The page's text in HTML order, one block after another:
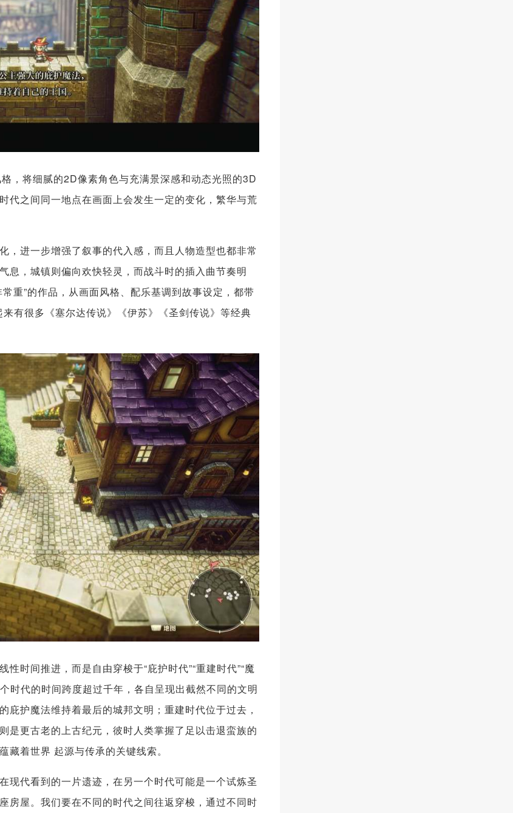
，将细腻的2D像素角色与充满景深感和动态光照的3D
代之间同一地点在画面上会发生一定的变化，繁华与荒
，进一步增强了叙事的代入感，而且人物造型也都非常
息，城镇则偏向欢快轻灵，而战斗时的插入曲节奏明
重”的作品，从画面风格、配乐基调到故事设定，都带
有很多《塞尔达传说》《伊苏》《圣剑传说》等经典
时间推进，而是自由穿梭于“庇护时代”“重建时代”“魔
时代的时间跨度超过千年，各自呈现出截然不同的文明
护魔法维持着最后的城邦文明；重建时代位于过去，
是更古老的上古纪元，彼时人类掌握了足以击退蛮族的
着世界 起源与传承的关键线索。
代看到的一片遗迹，在另一个时代可能是一个试炼圣
房屋。我们要在不同的时代之间往返穿梭，通过不同时